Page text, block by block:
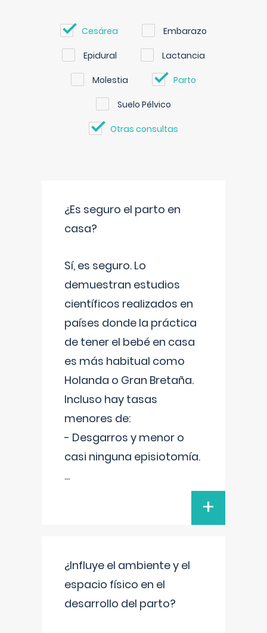
Cesárea Embarazo
Epidural Lactancia
Molestia Parto
Suelo Pélvico
Otras consultas
¿Es seguro el parto en
casa?
Sí, es seguro. Lo
demuestran estudios
científicos realizados en
países donde la práctica
de tener el bebé en casa
es más habitual como
Holanda o Gran Bretaña.
Incluso hay tasas
menores de:
- Desgarros y menor o
casi ninguna episiotomía.
...
+
¿Influye el ambiente y el
espacio físico en el
desarrollo del parto?